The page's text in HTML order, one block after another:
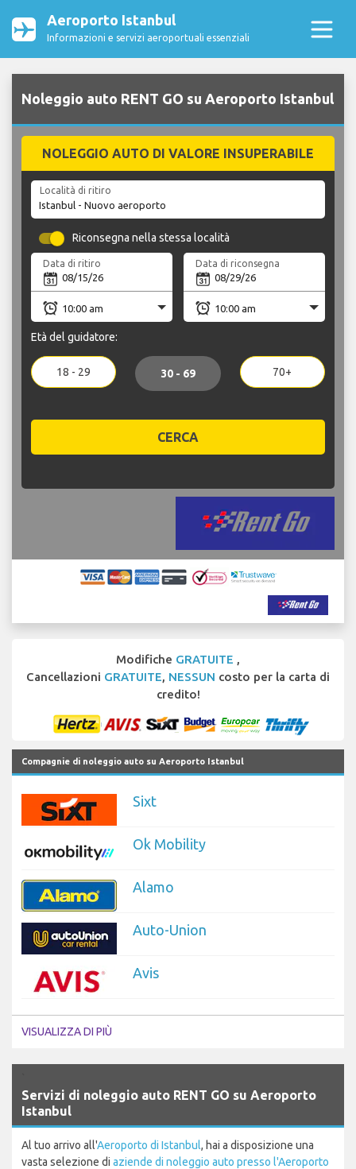
Aeroporto Istanbul
Informazioni e servizi aeroportuali essenziali
Noleggio auto RENT GO su Aeroporto Istanbul
NOLEGGIO AUTO DI VALORE INSUPERABILE
Località di ritiro
Riconsegna nella stessa località
Data di ritiro Data di riconsegna
Età del guidatore:
18 - 29 30 - 69 70+
CERCA
Modifiche GRATUITE ,
Cancellazioni GRATUITE, NESSUN costo per la carta di
credito!
Compagnie di noleggio auto su Aeroporto Istanbul
Sixt
Ok Mobility
Alamo
Auto-Union
Avis
VISUALIZZA DI PIÙ
Servizi di noleggio auto RENT GO su Aeroporto
Istanbul
Al tuo arrivo all'Aeroporto di Istanbul, hai a disposizione una
vasta selezione di aziende di noleggio auto presso l'Aeroporto